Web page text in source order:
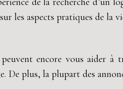
les aspects pratiques de la
encore vous aider
plus, la plupart des